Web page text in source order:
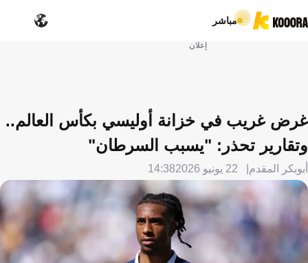
مباشر
إعلان
غرض غريب في خزانة أوليسي بكأس العالم..
وتقارير تحذر: "يسبب السرطان"
أبوبكر المقدم 22 يونيو 2026 14:38